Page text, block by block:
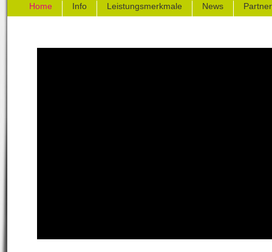
Home Info Leistungsmerkmale News Partner